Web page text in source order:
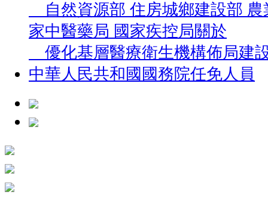
自然資源部 住房城鄉建設部 農
家中醫藥局 國家疾控局關於
優化基層醫療衛生機構佈局建
中華人民共和國國務院任免人員